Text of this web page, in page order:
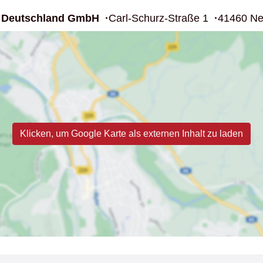
GmbH Carl-Schurz-Straße 1 41460
Klicken, um Google Karte als externen Inhalt zu laden